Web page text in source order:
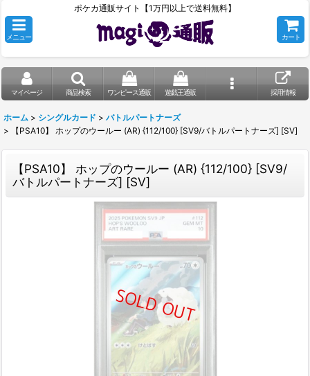
ポケカ通販サイト【1万円以上で送料無料】
メニュー カート
マイページ 商品検索 ワンピース通販 遊戯王通販 採用情報
ホーム > シングルカード > バトルパートナーズ
>
【PSA10】 ホップのウールー (AR) {112/100} [SV9/バトルパートナーズ] [SV]
【PSA10】 ホップのウールー (AR) {112/100} [SV9/
バトルパートナーズ] [SV]